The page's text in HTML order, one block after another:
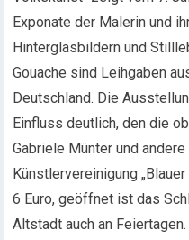
Exponate der Malerin und
Hinterglasbildern und
Gouache sind Leihgaben
Deutschland. Die
Einfluss deutlich, den die
Gabriele Münter und
Künstlervereinigung
6 Euro, geöffnet ist das
Altstadt auch an